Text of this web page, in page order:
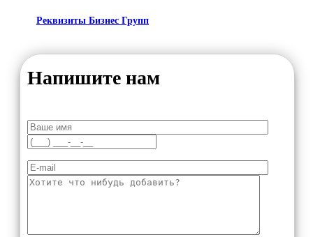
Реквизиты Бизнес Групп
Напишите нам